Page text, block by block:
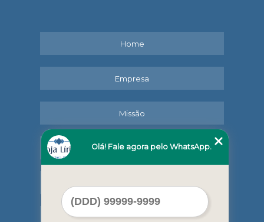
Home
Empresa
Missão
Serviços
Mapa do site
Olá! Fale agora pelo WhatsApp.